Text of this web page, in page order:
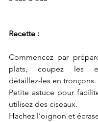
Recette :
Commencez par
plats, coupez les
détaillez-les en tronçons.
Petite astuce pour
utilisez des ciseaux.
Hachez l’oignon et